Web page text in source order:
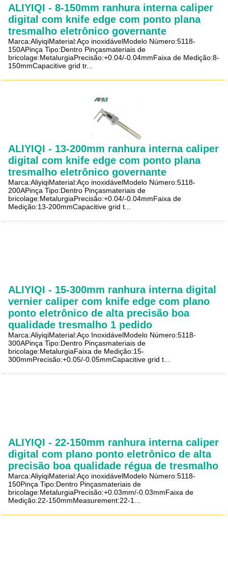
ALIYIQI - 8-150mm ranhura interna caliper
digital com knife edge com ponto plana
tresmalho eletrônico governante
Marca:AliyiqiMaterial:Aço inoxidávelModelo Número:5118-
150APinça Tipo:Dentro Pinçasmateriais de
bricolage:MetalurgiaPrecisão:+0.04/-0.04mmFaixa de Medição:8-
150mmCapacitive grid tr...
ALIYIQI - 13-200mm ranhura interna caliper
digital com knife edge com ponto plana
tresmalho eletrônico governante
Marca:AliyiqiMaterial:Aço inoxidávelModelo Número:5118-
200APinça Tipo:Dentro Pinçasmateriais de
bricolage:MetalurgiaPrecisão:+0.04/-0.04mmFaixa de
Medição:13-200mmCapacitive grid t...
ALIYIQI - 15-300mm ranhura interna digital
vernier caliper com knife edge com plano
ponto eletrônico de alta precisão boa
qualidade tresmalho 1 pedido
Marca:AliyiqiMaterial:Aço InoxidávelModelo Número:5118-
300APinça Tipo:Dentro Pinçasmateriais de
bricolage:MetalurgiaFaixa de Medição:15-
300mmPrecisão:+0.05/-0.05mmCapacitive grid t...
ALIYIQI - 22-150mm ranhura interna caliper
digital com plano ponto eletrônico de alta
precisão boa qualidade régua de tresmalho
Marca:AliyiqiMaterial:Aço inoxidávelModelo Número:5118-
150Pinça Tipo:Dentro Pinçasmateriais de
bricolage:MetalurgiaPrecisão:+0.03mm/-0.03mmFaixa de
Medição:22-150mmMeasurement:22-1...